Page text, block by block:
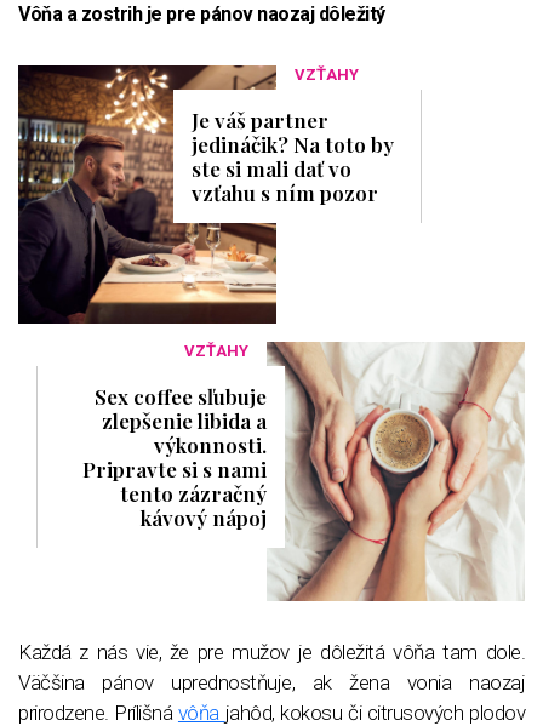
Vôňa a zostrih je pre pánov naozaj dôležitý
VZŤAHY
Je váš partner
jedináčik? Na toto by
ste si mali dať vo
vzťahu s ním pozor
VZŤAHY
Sex coffee sľubuje
zlepšenie libida a
výkonnosti.
Pripravte si s nami
tento zázračný
kávový nápoj
Každá z nás vie, že pre mužov je dôležitá vôňa tam dole.
Väčšina pánov uprednostňuje, ak žena vonia naozaj
prirodzene. Prílišná vôňa jahôd, kokosu či citrusových plodov